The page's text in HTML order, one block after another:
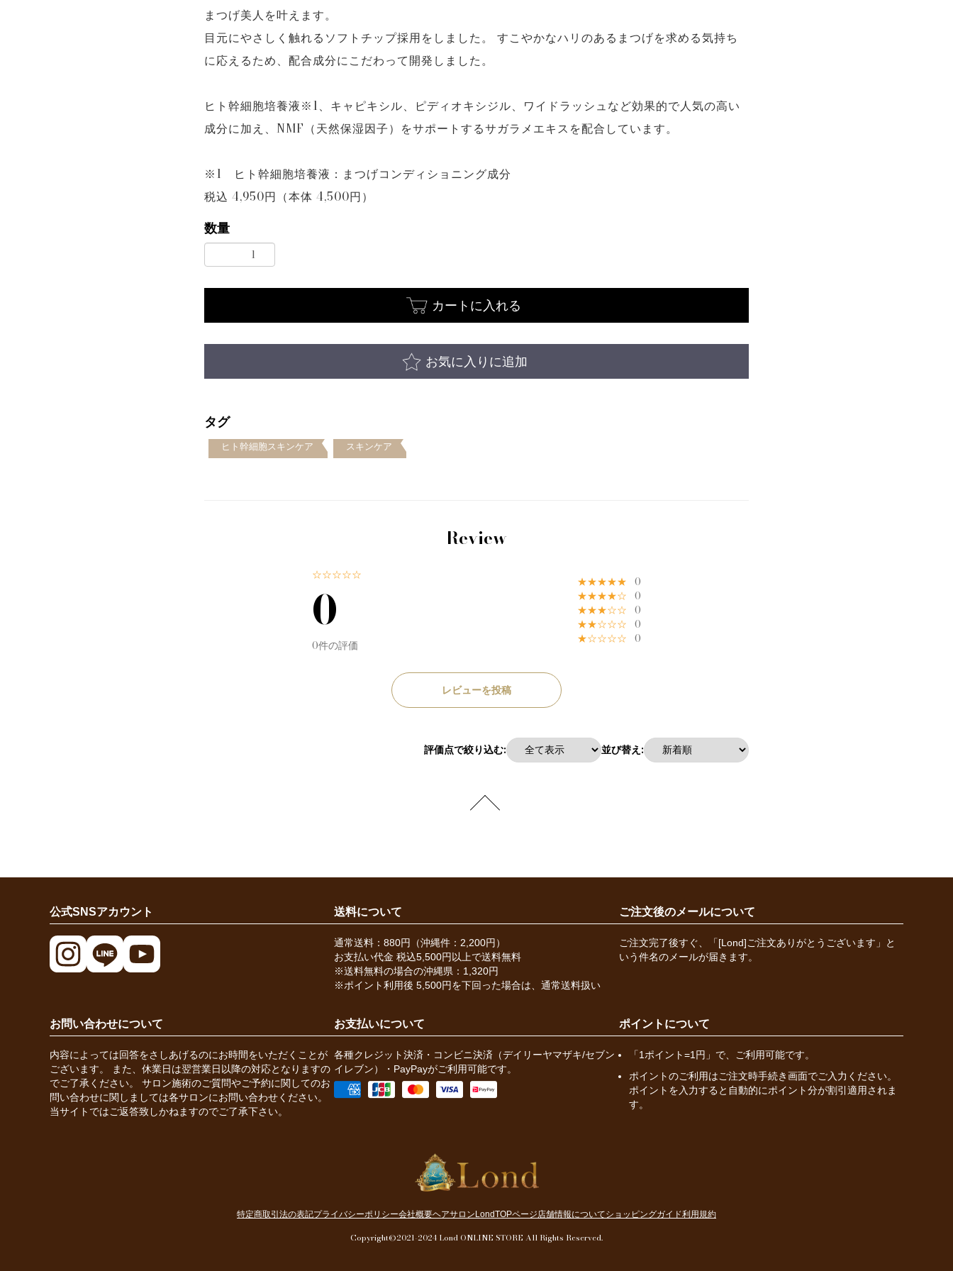
まつげ美人を叶えます。
目元にやさしく触れるソフトチップ採用をしました。 すこやかなハリのあるまつげを求める気持ち
に応えるため、配合成分にこだわって開発しました。
ヒト幹細胞培養液※1、キャピキシル、ピディオキシジル、ワイドラッシュなど効果的で人気の高い
成分に加え、NMF（天然保湿因子）をサポートするサガラメエキスを配合しています。
※1 ヒト幹細胞培養液：まつげコンディショニング成分
税込 4,950円（本体 4,500円）
数量
カートに入れる
お気に入りに追加
タグ
ヒト幹細胞スキンケア スキンケア
Review
☆☆☆☆☆
0
0件の評価
★★★★★ 0
★★★★☆ 0
★★★☆☆ 0
★★☆☆☆ 0
★☆☆☆☆ 0
レビューを投稿
評価点で絞り込む: 並び替え:
公式SNSアカウント 送料について
通常送料：880円（沖縄件：2,200円）
お支払い代金 税込5,500円以上で送料無料
※送料無料の場合の沖縄県：1,320円
※ポイント利用後 5,500円を下回った場合は、通常送料扱い
ご注文後のメールについて
ご注文完了後すぐ、「[Lond]ご注文ありがとうございます」と
いう件名のメールが届きます。
お問い合わせについて
内容によっては回答をさしあげるのにお時間をいただくことが
ございます。 また、休業日は翌営業日以降の対応となりますの
でご了承ください。 サロン施術のご質問やご予約に関してのお
問い合わせに関しましては各サロンにお問い合わせください。
当サイトではご返答致しかねますのでご了承下さい。
お支払いについて
各種クレジット決済・コンビニ決済（デイリーヤマザキ/セブン
イレブン）・PayPayがご利用可能です。
ポイントについて
「1ポイント=1円」で、ご利用可能です。
ポイントのご利用はご注文時手続き画面でご入力ください。
ポイントを入力すると自動的にポイント分が割引適用されま
す。
特定商取引法の表記プライバシーポリシー会社概要ヘアサロンLondTOPページ 店舗情報についてショッピングガイド利用規約
Copyright©2021-2024 Lond ONLINE STORE All Rights Reserved.